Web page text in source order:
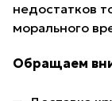
недостатков
морального
Обращаем